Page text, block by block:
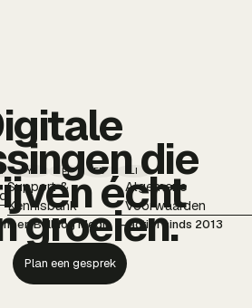
YT PI FB LI
Support &
Kennisbank
Algemene
Voorwaarden
Bulldog Media — actief sinds 2013
die
écht
groeien.
Plan een gesprek